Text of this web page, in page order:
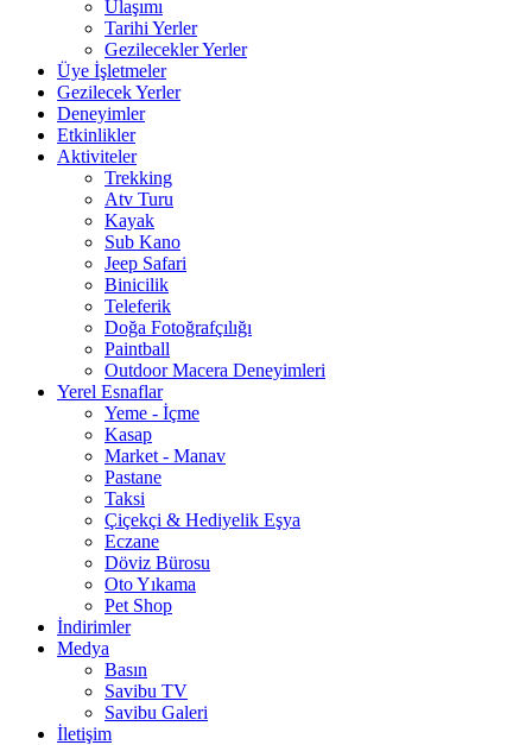
Ulaşımı
Tarihi Yerler
Gezilecekler Yerler
Üye İşletmeler
Gezilecek Yerler
Deneyimler
Etkinlikler
Aktiviteler
Trekking
Atv Turu
Kayak
Sub Kano
Jeep Safari
Binicilik
Teleferik
Doğa Fotoğrafçılığı
Paintball
Outdoor Macera Deneyimleri
Yerel Esnaflar
Yeme - İçme
Kasap
Market - Manav
Pastane
Taksi
Çiçekçi & Hediyelik Eşya
Eczane
Döviz Bürosu
Oto Yıkama
Pet Shop
İndirimler
Medya
Basın
Savibu TV
Savibu Galeri
İletişim